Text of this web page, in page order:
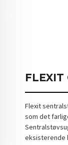
FLEXIT
Flexit
som det
eksisterende